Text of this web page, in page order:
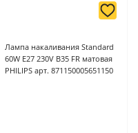
Лампа накаливания Standard
60W E27 230V B35 FR матовая
PHILIPS арт. 871150005651150